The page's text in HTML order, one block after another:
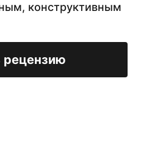
конструктивным
рецензию